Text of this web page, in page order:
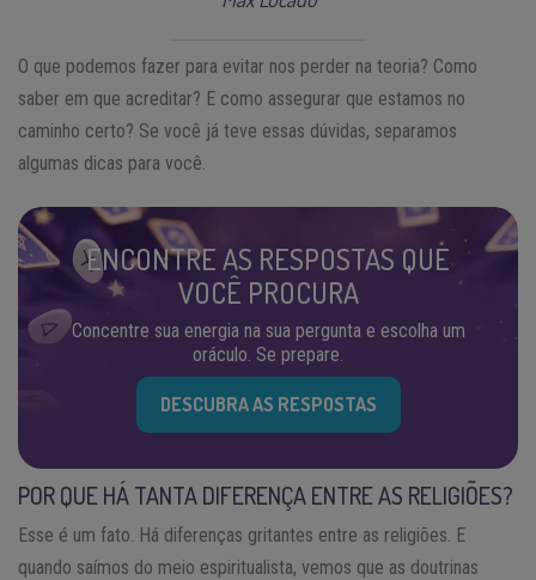
O que podemos fazer para evitar nos perder na teoria? Como
saber em que acreditar? E como assegurar que estamos no
caminho certo? Se você já teve essas dúvidas, separamos
algumas dicas para você.
ENCONTRE AS RESPOSTAS QUE
VOCÊ PROCURA
Concentre sua energia na sua pergunta e escolha um
oráculo. Se prepare.
DESCUBRA AS RESPOSTAS
POR QUE HÁ TANTA DIFERENÇA ENTRE AS RELIGIÕES?
Esse é um fato. Há diferenças gritantes entre as religiões. E
quando saímos do meio espiritualista, vemos que as doutrinas